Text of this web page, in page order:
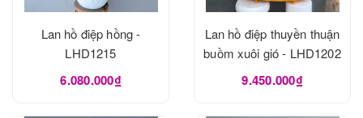
Lan hồ điệp hồng -
LHD1215
6.080.000₫
Lan hồ điệp thuyền thuận
buồm xuôi gió - LHD1202
9.450.000₫